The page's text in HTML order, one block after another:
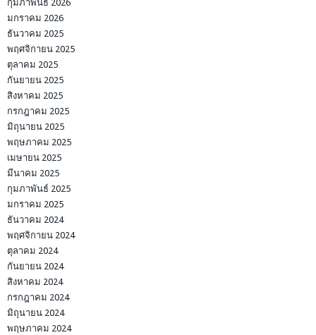
กุมภาพันธ์ 2026
มกราคม 2026
ธันวาคม 2025
พฤศจิกายน 2025
ตุลาคม 2025
กันยายน 2025
สิงหาคม 2025
กรกฎาคม 2025
มิถุนายน 2025
พฤษภาคม 2025
เมษายน 2025
มีนาคม 2025
กุมภาพันธ์ 2025
มกราคม 2025
ธันวาคม 2024
พฤศจิกายน 2024
ตุลาคม 2024
กันยายน 2024
สิงหาคม 2024
กรกฎาคม 2024
มิถุนายน 2024
พฤษภาคม 2024